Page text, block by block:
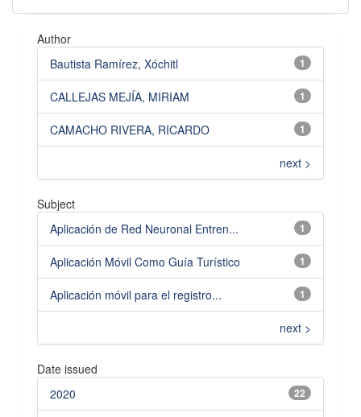
Author
1
Bautista Ramírez, Xóchitl
1
CALLEJAS MEJÍA, MIRIAM
1
CAMACHO RIVERA, RICARDO
next >
Subject
1
Aplicación de Red Neuronal Entren...
1
Aplicación Móvil Como Guía Turístico
1
Aplicación móvil para el registro...
next >
Date issued
22
2020